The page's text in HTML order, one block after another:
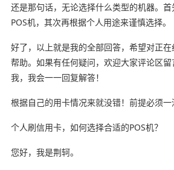
还是那句话，无论选择什么类型的机器。
POS机，其次再根据个人用途来谨慎选择。
好了，以上就是我的全部回答，希望对正
帮助。如果有任何疑问，欢迎大家评论区
我，我会一一回复解答！
根据自己的用卡情况来就没错！前提必须一
个人刷信用卡，如何选择合适的POS机？
您好，我是荆轲。